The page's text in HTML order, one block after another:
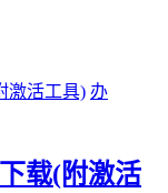
办
载(附激活